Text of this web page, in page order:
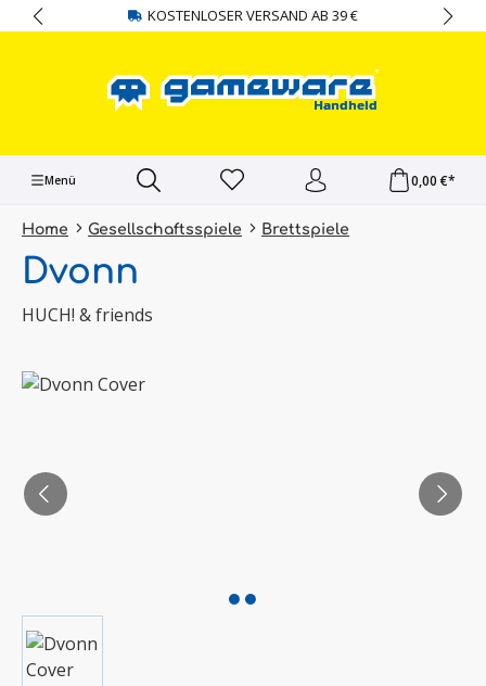
springen KOSTENLOSER VERSAND AB 39 €
Menü 0,00 €*
Home Gesellschaftsspiele Brettspiele
Dvonn
HUCH! & friends
Bildergalerie überspringen